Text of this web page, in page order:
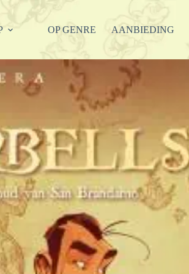
OP GENRE AANBIEDING